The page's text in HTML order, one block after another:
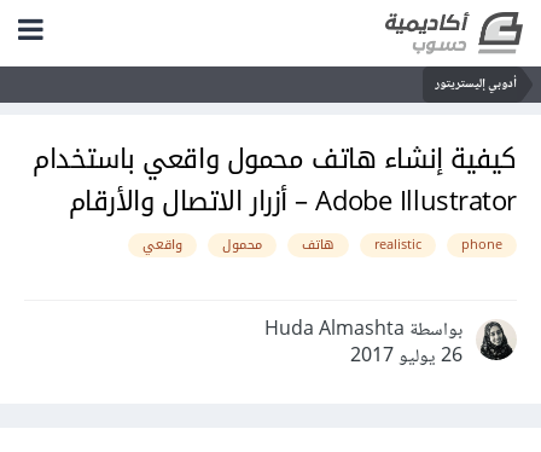
أدوبي إليستريتور
كيفية إنشاء هاتف محمول واقعي باستخدام
Adobe Illustrator – أزرار الاتصال والأرقام
phone
realistic هاتف محمول واقعي
بواسطة Huda Almashta
26 يوليو 2017